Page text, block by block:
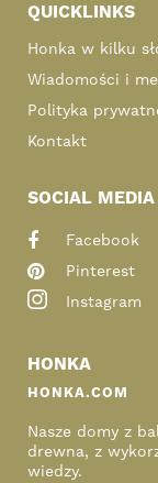
QUICKLINKS
Honka w kilku
Wiadomości i
Polityka
Kontakt
SOCIAL MEDIA
Facebook
Pinterest
Instagram
HONKA
HONKA.COM
Nasze domy z
drewna, z
wiedzy.